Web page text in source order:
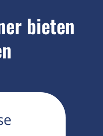
bieten